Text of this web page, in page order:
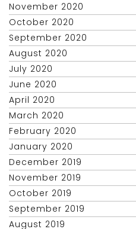
November 2020
October 2020
September 2020
August 2020
July 2020
June 2020
April 2020
March 2020
February 2020
January 2020
December 2019
November 2019
October 2019
September 2019
August 2019